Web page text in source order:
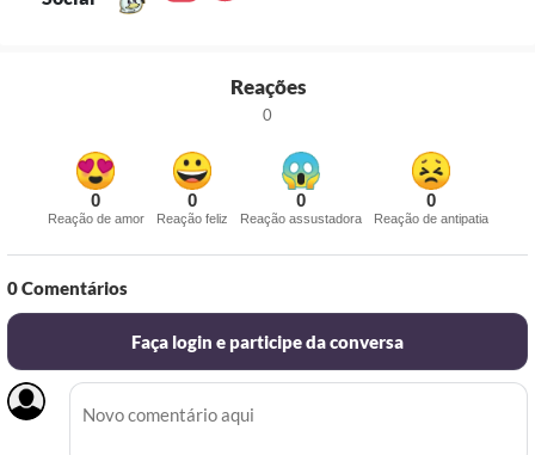
Reações
0
0
Reação de amor
0
Reação feliz
0
Reação assustadora
0
Reação de antipatia
0Comentários
Faça login e participe da conversa